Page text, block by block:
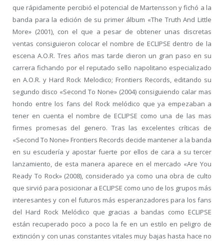
que rápidamente percibió el potencial de Martensson y fichó a la
banda para la edición de su primer álbum «The Truth And Little
More» (2001), con el que a pesar de obtener unas discretas
ventas consiguieron colocar el nombre de ECLIPSE dentro de la
escena A.O.R. Tres años mas tarde dieron un gran paso en su
carrera fichando por el reputado sello napolitano especializado
en A.O.R. y Hard Rock Melodico; Frontiers Records, editando su
segundo disco «Second To None» (2004) consiguiendo calar mas
hondo entre los fans del Rock melódico que ya empezaban a
tener en cuenta el nombre de ECLIPSE como una de las mas
firmes promesas del genero. Tras las excelentes críticas de
«Second To None» Frontiers Records decide mantener a la banda
en su escudería y apostar fuerte por ellos de cara a su tercer
lanzamiento, de esta manera aparece en el mercado «Are You
Ready To Rock» (2008), considerado ya como una obra de culto
que sirvió para posicionar a ECLIPSE como uno de los grupos más
interesantes y con el futuros más esperanzadores para los fans
del Hard Rock Melódico que gracias a bandas como ECLIPSE
están recuperado poco a poco la fe en un estilo en peligro de
extinción y con unas constantes vitales muy bajas hasta hace no